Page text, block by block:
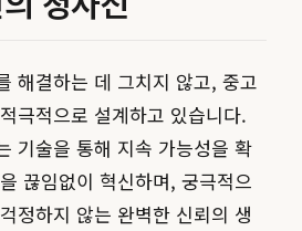
해결하는 데 그치지 않고, 중고
극적으로 설계하고 있습니다.
기술을 통해 지속 가능성을 확
끊임없이 혁신하며, 궁극적으
정하지 않는 완벽한 신뢰의 생